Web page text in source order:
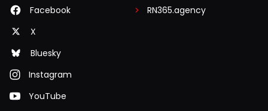
Facebook
X
Bluesky
Instagram
YouTube
RN365.agency